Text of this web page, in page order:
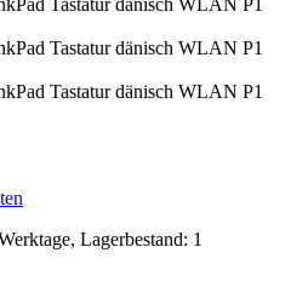
Lagerbestand: 1